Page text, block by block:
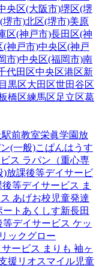
央区(大阪市)堺区(堺
堺市)北区(堺市)美原
区(神戸市)長田区(神
(神戸市)中央区(神戸
市)中央区(福岡市)南
代田区中央区港区新
目黒区大田区世田谷区
橋区練馬区足立区葛
前教室栄眞学園放
(一般)こぱんはうす
ス ラパン（重心専
)放課後等デイサービ
後等デイサービス ま
あげお校 児童発達
トあくしす新長田
等デイサービス ケッ
リックグロー
ービス まりも 袖ヶ
援 リオスマイル児童